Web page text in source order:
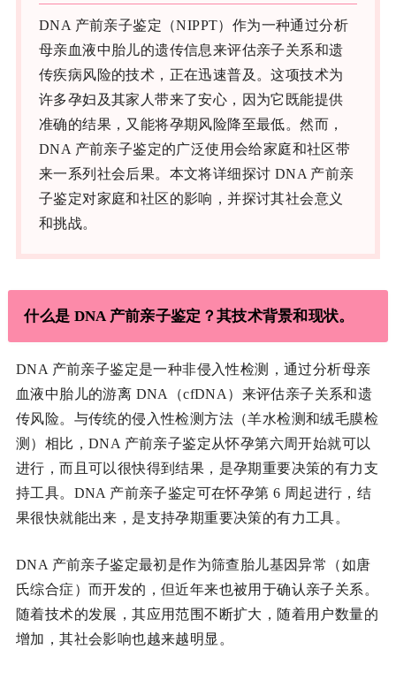
DNA 产前亲子鉴定（NIPPT）作为一种通过分析
母亲血液中胎儿的遗传信息来评估亲子关系和遗
传疾病风险的技术，正在迅速普及。这项技术为
许多孕妇及其家人带来了安心，因为它既能提供
准确的结果，又能将孕期风险降至最低。然而，
DNA 产前亲子鉴定的广泛使用会给家庭和社区带
来一系列社会后果。本文将详细探讨 DNA 产前亲
子鉴定对家庭和社区的影响，并探讨其社会意义
和挑战。
什么是 DNA 产前亲子鉴定？其技术背景和现状。
DNA 产前亲子鉴定是一种非侵入性检测，通过分析母亲
血液中胎儿的游离 DNA（cfDNA）来评估亲子关系和遗
传风险。与传统的侵入性检测方法（羊水检测和绒毛膜检
测）相比，DNA 产前亲子鉴定从怀孕第六周开始就可以
进行，而且可以很快得到结果，是孕期重要决策的有力支
持工具。DNA 产前亲子鉴定可在怀孕第 6 周起进行，结
果很快就能出来，是支持孕期重要决策的有力工具。
DNA 产前亲子鉴定最初是作为筛查胎儿基因异常（如唐
氏综合症）而开发的，但近年来也被用于确认亲子关系。
随着技术的发展，其应用范围不断扩大，随着用户数量的
增加，其社会影响也越来越明显。